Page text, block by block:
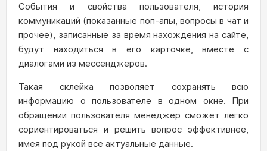
События и свойства пользователя, история
коммуникаций (показанные поп-апы, вопросы в чат и
прочее), записанные за время нахождения на сайте,
будут находиться в его карточке, вместе с
диалогами из мессенджеров.
Такая склейка позволяет сохранять всю
информацию о пользователе в одном окне. При
обращении пользователя менеджер сможет легко
сориентироваться и решить вопрос эффективнее,
имея под рукой все актуальные данные.